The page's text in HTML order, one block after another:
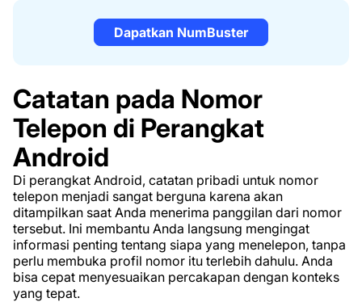
Dapatkan NumBuster
Catatan pada Nomor
Telepon di Perangkat
Android
Di perangkat Android, catatan pribadi untuk nomor
telepon menjadi sangat berguna karena akan
ditampilkan saat Anda menerima panggilan dari nomor
tersebut. Ini membantu Anda langsung mengingat
informasi penting tentang siapa yang menelepon, tanpa
perlu membuka profil nomor itu terlebih dahulu. Anda
bisa cepat menyesuaikan percakapan dengan konteks
yang tepat.